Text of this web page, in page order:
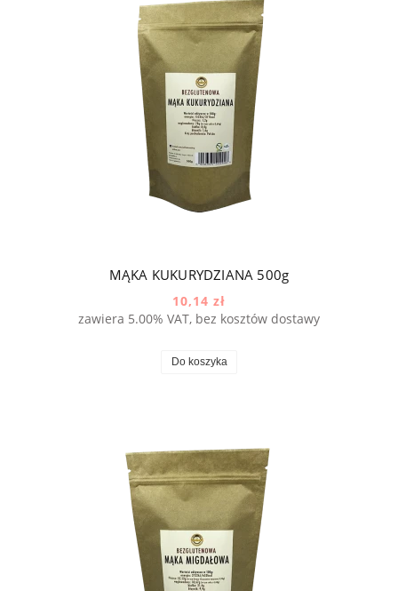
MĄKA KUKURYDZIANA 500g
10,14 zł
zawiera 5.00% VAT, bez kosztów dostawy
Do koszyka